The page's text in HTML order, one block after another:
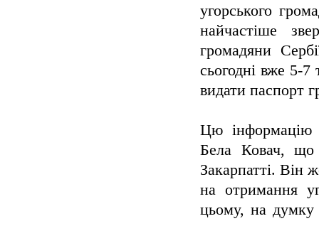
угорського
найчастіше
громадяни
сьогодні вже 5-
видати паспорт
Цю інформацію
Бела Ковач, що
Закарпатті. Він
на отримання
цьому, на